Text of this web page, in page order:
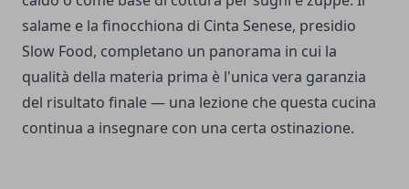
salame e la finocchiona di Cinta Senese, presidio
Slow Food, completano un panorama in cui la
qualità della materia prima è l'unica vera garanzia
del risultato finale — una lezione che questa cucina
continua a insegnare con una certa ostinazione.